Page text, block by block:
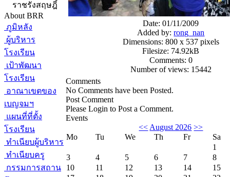
ราชรังสฤษฎิ์
About BRR
ภูมิหลัง
ผู้บริหาร
โรงเรียน
เป้าพัฒนา
โรงเรียน
อาณาเขตของ
เบญจมฯ
แผนที่ที่ตั้ง
โรงเรียน
ทำเนียบผู้บริหาร
ทำเนียบครู
กรรมการสถาน
Date: 01/11/2009
Added by:rong_nan
Dimensions: 800 x 537 pixels
Filesize: 74.92kB
Comments: 0
Number of views: 15442
Comments
No Comments have been Posted.
Post Comment
Please Login to Post a Comment.
Events
<< August 2026 >>
Mo
Tu We Th Fr
Sa
1
3
4 5 6 7
8
10
11 12 13 14
15